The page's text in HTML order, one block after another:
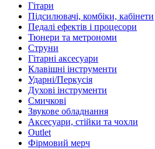
Гітари
Підсилювачі, комбіки, кабінети
Педалі ефектів і процесори
Тюнери та метрономи
Струни
Гітарні аксесуари
Клавішні інструменти
Ударні/Перкусія
Духові інструменти
Смичкові
Звукове обладнання
Аксесуари, стійки та чохли
Outlet
Фірмовий мерч